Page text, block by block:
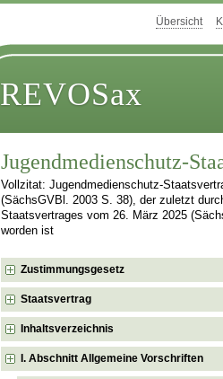
Übersicht
REVOSax
Jugendmedienschutz-
Vollzitat: Jugendmedienschutz-
(SächsGVBl. 2003 S. 38), der zuletzt
Staatsvertrages vom 26. März 2025
worden ist
Zustimmungsgesetz
Staatsvertrag
Inhaltsverzeichnis
I. Abschnitt Allgemeine Vorschriften